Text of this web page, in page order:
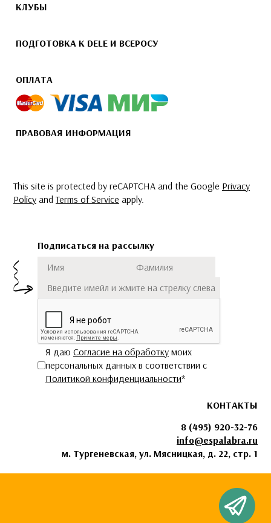
Чат с
КЛУБЫ
ПОДГОТОВКА К DELE И ВСЕРОСУ
ОПЛАТА
ПРАВОВАЯ ИНФОРМАЦИЯ
This site is protected by reCAPTCHA and the Google Privacy
Policy andTerms of Service apply.
Подписаться на рассылку
Имя
Фамилия
Я даю Согласие на обработку моих
персональных данных в соответствии с
Политикой конфиденциальности*
Подписаться
КОНТАКТЫ
8 (495) 920-32-76
info@espalabra.ru
м. Тургеневская, ул. Мясницкая, д. 22, стр. 1